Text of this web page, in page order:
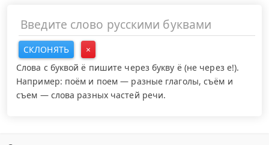
СКЛОНЯТЬ
×
Слова с буквой ё пишите через букву ё (не через е!).
Например: поём и поем — разные глаголы, съём и
съем — слова разных частей речи.